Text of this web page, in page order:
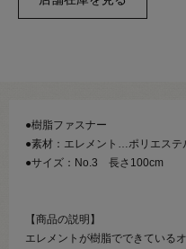
●樹脂ファスナー
●素材：エレメント…ポリエス
●サイズ：No.3 長さ100cm
【商品の説明】
エレメントが樹脂でできている